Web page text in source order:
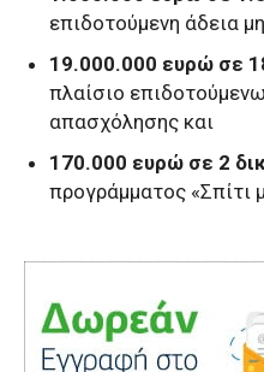
επιδοτούμενη άδεια
19.000.000 ευρώ σε
πλαίσιο
απασχόλησης και
170.000 ευρώ σε 2
προγράμματος «Σπίτι